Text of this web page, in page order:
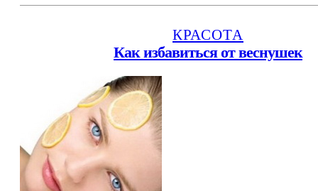
КРАСОТА
Как избавиться от веснушек